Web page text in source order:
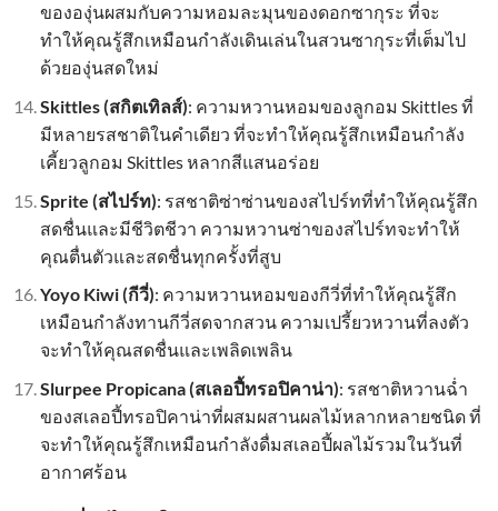
ขององุ่นผสมกับความหอมละมุนของดอกซากุระ ที่จะ
ทำให้คุณรู้สึกเหมือนกำลังเดินเล่นในสวนซากุระที่เต็มไป
ด้วยองุ่นสดใหม่
Skittles (สกิตเทิลส์): ความหวานหอมของลูกอม Skittles ที่
มีหลายรสชาติในคำเดียว ที่จะทำให้คุณรู้สึกเหมือนกำลัง
เคี้ยวลูกอม Skittles หลากสีแสนอร่อย
Sprite (สไปร์ท): รสชาติซ่าซ่านของสไปร์ทที่ทำให้คุณรู้สึก
สดชื่นและมีชีวิตชีวา ความหวานซ่าของสไปร์ทจะทำให้
คุณตื่นตัวและสดชื่นทุกครั้งที่สูบ
Yoyo Kiwi (กีวี่): ความหวานหอมของกีวี่ที่ทำให้คุณรู้สึก
เหมือนกำลังทานกีวี่สดจากสวน ความเปรี้ยวหวานที่ลงตัว
จะทำให้คุณสดชื่นและเพลิดเพลิน
Slurpee Propicana (สเลอปี้ทรอปิคาน่า): รสชาติหวานฉ่ำ
ของสเลอปี้ทรอปิคาน่าที่ผสมผสานผลไม้หลากหลายชนิด ที่
จะทำให้คุณรู้สึกเหมือนกำลังดื่มสเลอปี้ผลไม้รวมในวันที่
อากาศร้อน